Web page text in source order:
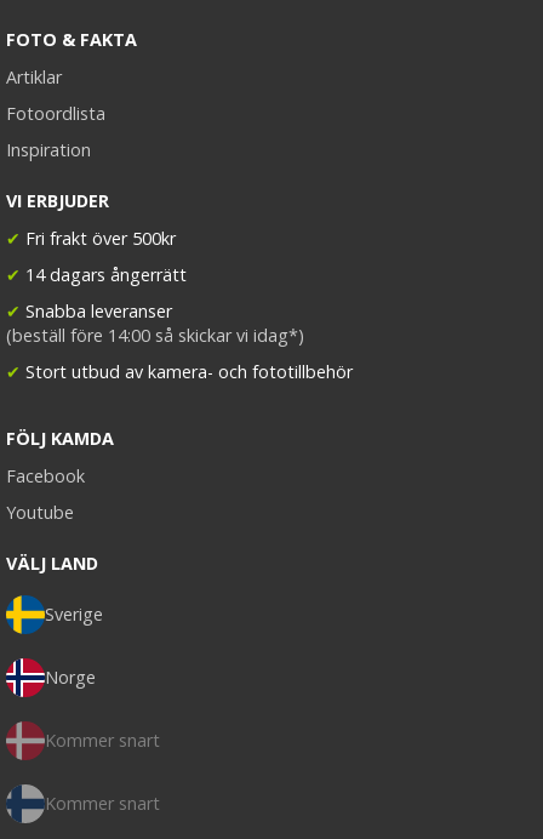
FOTO & FAKTA
Artiklar
Fotoordlista
Inspiration
VI ERBJUDER
✔ Fri frakt över 500kr
✔ 14 dagars ångerrätt
✔ Snabba leveranser
(beställ före 14:00 så skickar vi idag*)
✔ Stort utbud av kamera- och fototillbehör
FÖLJ KAMDA
Facebook
Youtube
VÄLJ LAND
Sverige
Norge
Kommer snart
Kommer snart